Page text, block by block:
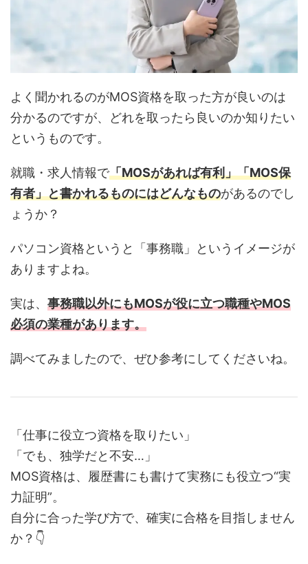
よく聞かれるのがMOS資格を取った方が良いのは
分かるのですが、どれを取ったら良いのか知りたい
というものです。
就職・求人情報で「MOSがあれば有利」「MOS保
有者」と書かれるものにはどんなものがあるのでし
ょうか？
パソコン資格というと「事務職」というイメージが
ありますよね。
実は、 事務職以外にもMOSが役に立つ職種やMOS
必須の業種があります。
調べてみましたので、ぜひ参考にしてくださいね。
「仕事に役立つ資格を取りたい」
「でも、独学だと不安…」
MOS資格は、履歴書にも書けて実務にも役立つ“実
力証明”。
自分に合った学び方で、確実に合格を目指しません
か？👇